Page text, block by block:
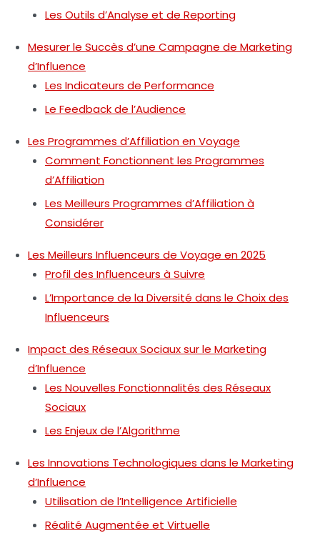
Les Outils d’Analyse et de Reporting
Mesurer le Succès d’une Campagne de Marketing
d’Influence
Les Indicateurs de Performance
Le Feedback de l’Audience
Les Programmes d’Affiliation en Voyage
Comment Fonctionnent les Programmes
d’Affiliation
Les Meilleurs Programmes d’Affiliation à
Considérer
Les Meilleurs Influenceurs de Voyage en 2025
Profil des Influenceurs à Suivre
L’Importance de la Diversité dans le Choix des
Influenceurs
Impact des Réseaux Sociaux sur le Marketing
d’Influence
Les Nouvelles Fonctionnalités des Réseaux
Sociaux
Les Enjeux de l’Algorithme
Les Innovations Technologiques dans le Marketing
d’Influence
Utilisation de l’Intelligence Artificielle
Réalité Augmentée et Virtuelle